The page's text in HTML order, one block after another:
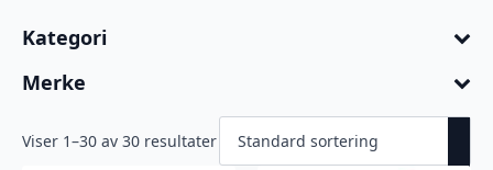
Kategori
Merke
Viser 1–30 av 30 resultater